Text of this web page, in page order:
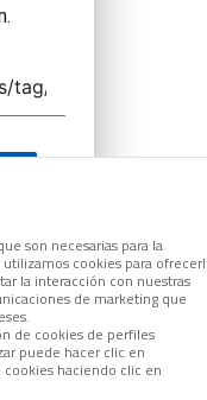
son necesarias para la
cookies para
la interacción con nuestras
de marketing que
de cookies de perfiles
puede hacer clic en
cookies haciendo clic en